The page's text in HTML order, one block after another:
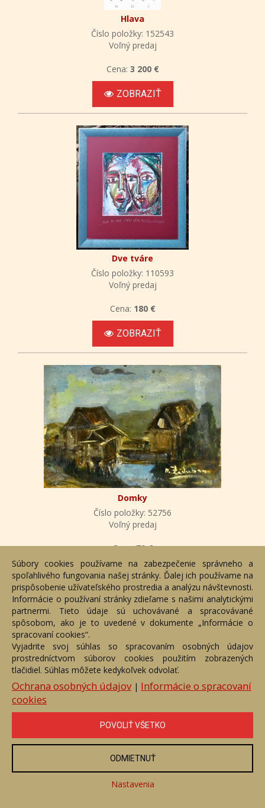
Hlava
Číslo položky: 152543
Voľný predaj
Cena: 3 200 €
ZOBRAZIŤ
Dve tváre
Číslo položky: 110593
Voľný predaj
Cena: 180 €
ZOBRAZIŤ
Domky
Číslo položky: 52756
Voľný predaj
Cena:70 €
ZOBRAZIŤ
Dedinka
Číslo položky: 91922
Voľný predaj
Cena:500 €
Súbory cookies používame na zabezpečenie správneho a
spoľahlivého fungovania našej stránky. Ďalej ich používame na
prispôsobenie užívateľského prostredia a analýzu návštevnosti.
Informácie o používaní stránky zdieľame s našimi analytickými
partnermi. Tieto údaje sú uchovávané a spracovávané
spôsobom, ako je to uvedené v dokumente „Informácie o
spracovaní cookies“.
Vyjadrite svoj súhlas so spracovaním osobných údajov
prostredníctvom súborov cookies použitím zobrazených
tlačidiel. Súhlas môžete kedykoľvek odvolať.
Ochrana osobných údajov| Informácie o spracovaní
cookies
POVOLIŤ VŠETKO
ODMIETNUŤ
Nastavenia